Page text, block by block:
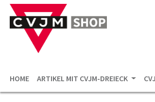
Hauptinhalt springen
Zur Suche springen
Zur Hauptnavigation springen
HOME ARTIKEL MIT CVJM-DREIECK